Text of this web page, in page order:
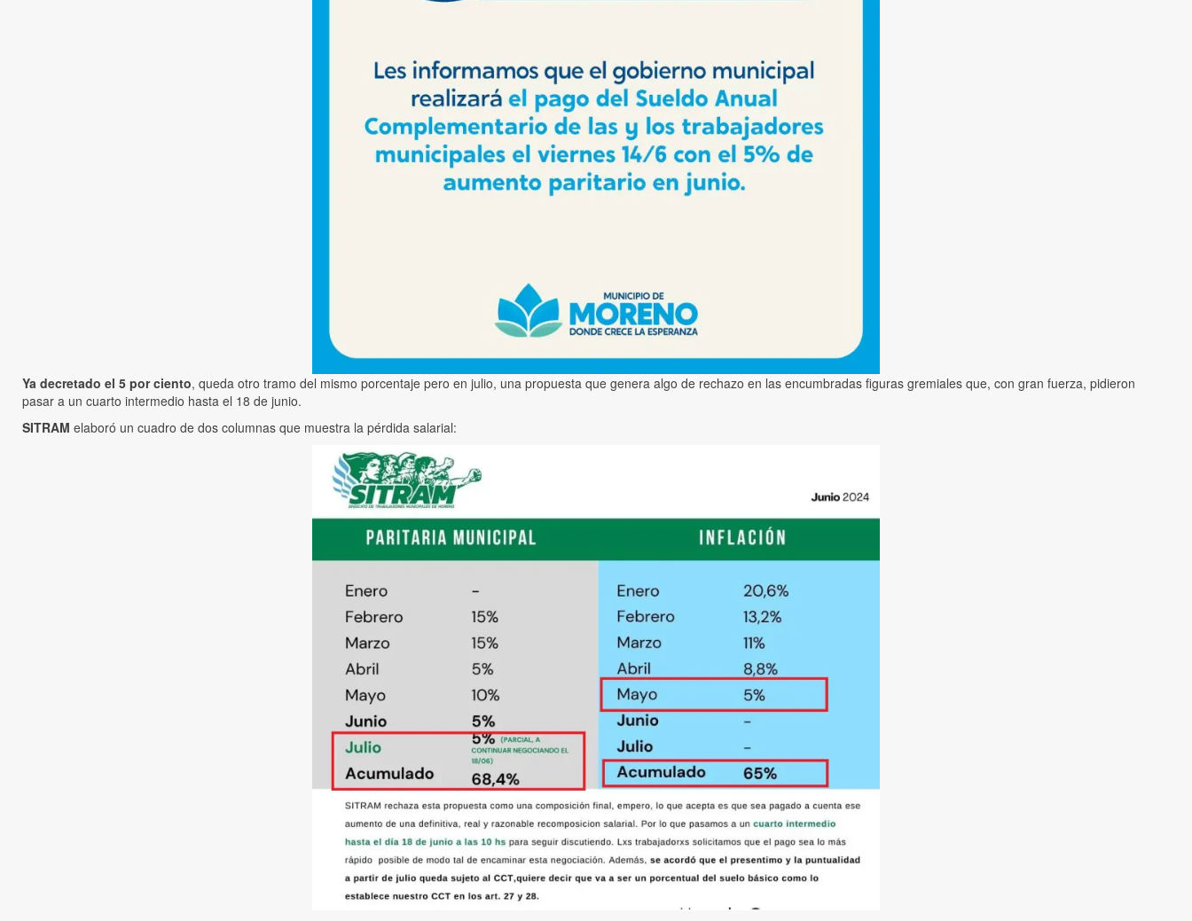
Ya decretado el 5 por ciento, queda otro tramo del mismo porcentaje pero en julio, una propuesta que genera algo de rechazo en las encumbradas figuras gremiales que, con gran fuerza, pidieron
pasar a un cuarto intermedio hasta el 18 de junio.
SITRAM elaboró un cuadro de dos columnas que muestra la pérdida salarial: